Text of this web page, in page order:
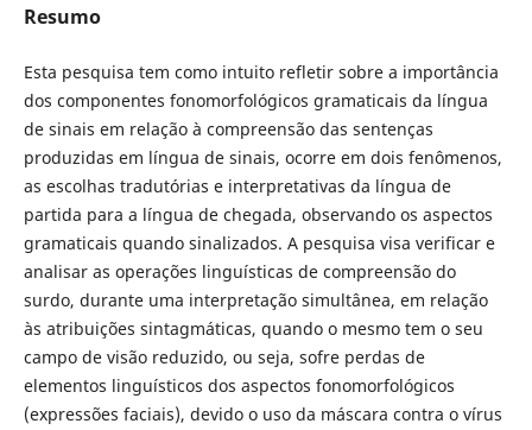
Resumo
Esta pesquisa tem como intuito refletir sobre a importância
dos componentes fonomorfológicos gramaticais da língua
de sinais em relação à compreensão das sentenças
produzidas em língua de sinais, ocorre em dois fenômenos,
as escolhas tradutórias e interpretativas da língua de
partida para a língua de chegada, observando os aspectos
gramaticais quando sinalizados. A pesquisa visa verificar e
analisar as operações linguísticas de compreensão do
surdo, durante uma interpretação simultânea, em relação
às atribuições sintagmáticas, quando o mesmo tem o seu
campo de visão reduzido, ou seja, sofre perdas de
elementos linguísticos dos aspectos fonomorfológicos
(expressões faciais), devido o uso da máscara contra o vírus